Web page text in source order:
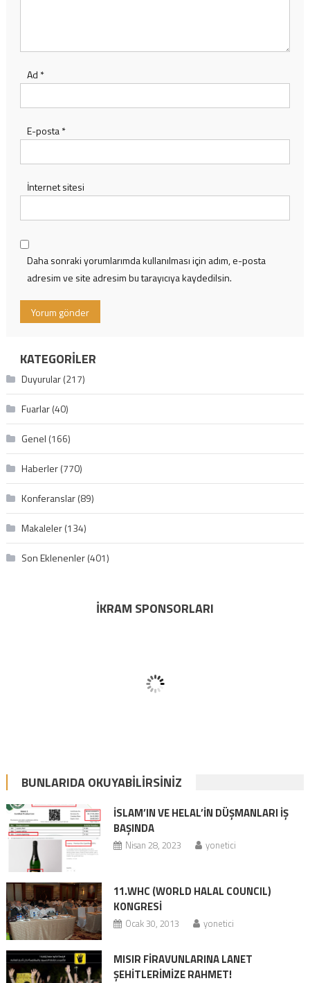
Ad *
E-posta*
İnternet sitesi
Daha sonraki yorumlarımda kullanılması için adım, e-posta
adresim ve site adresim bu tarayıcıya kaydedilsin.
KATEGORILER
Duyurular(217)
Fuarlar(40)
Genel (166)
Haberler(770)
Konferanslar(89)
Makaleler(134)
Son Eklenenler(401)
İKRAM SPONSORLARI
BUNLARIDA OKUYABILIRSINIZ
İSLAM’IN VE HELAL’İN DÜŞMANLARI İŞ
BAŞINDA
Nisan 28, 2023 yonetici
11.WHC (WORLD HALAL COUNCIL)
KONGRESİ
Ocak 30, 2013 yonetici
MISIR FİRAVUNLARINA LANET
ŞEHİTLERİMİZE RAHMET!